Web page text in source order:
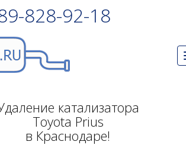
828-92-18
катализатора
Toyota Prius
в Краснодаре!